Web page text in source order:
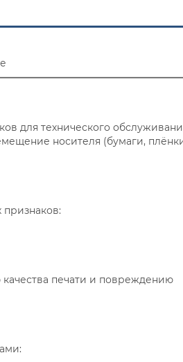
для технического
носителя (бумаги,
печати и повреждению